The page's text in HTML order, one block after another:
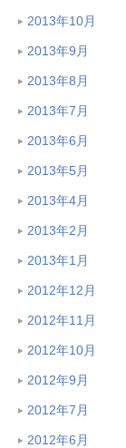
2013年10月
2013年9月
2013年8月
2013年7月
2013年6月
2013年5月
2013年4月
2013年2月
2013年1月
2012年12月
2012年11月
2012年10月
2012年9月
2012年7月
2012年6月